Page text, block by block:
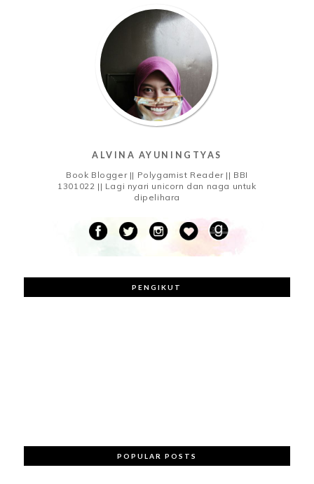
ALVINA AYUNINGTYAS
Book Blogger || Polygamist Reader || BBI
1301022 || Lagi nyari unicorn dan naga untuk
dipelihara
PENGIKUT
POPULAR POSTS